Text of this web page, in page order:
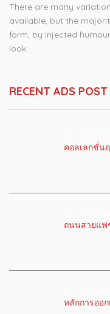
There are many
available, but the
form, by injected
look.
RECENT ADS POST
คอลเลกชั่น
ถนนสายแ
หลักการออ